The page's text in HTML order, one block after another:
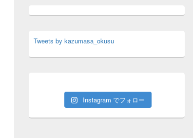
Tweets by kazumasa_okusu
Instagram でフォロー